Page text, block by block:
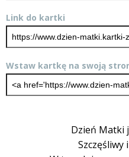
Link do kartki
Wstaw kartkę na swoją
Dzień Matki
Szczęśliwy